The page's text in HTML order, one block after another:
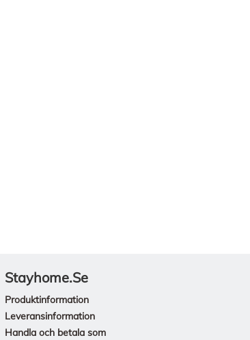
Stayhome.se
Produktinformation
Leveransinformation
Handla och betala som